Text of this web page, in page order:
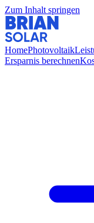
Zum Inhalt springen
HomePhotovoltaik
Ersparnis berechnen